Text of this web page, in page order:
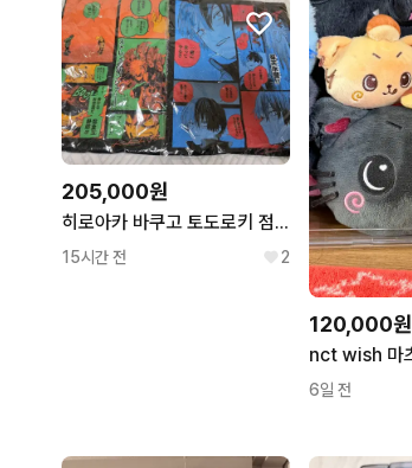
205,000원
히로아카 바쿠고 토도로키 점프샵 원화 버스데이 티셔츠 미개봉 2종 일괄 공식굿즈 덤 많이
15시간 전 2
120,000원
6일 전